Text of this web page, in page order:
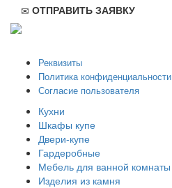
ОТПРАВИТЬ ЗАЯВКУ
Реквизиты
Политика конфиденциальности
Согласие пользователя
Кухни
Шкафы купе
Двери-купе
Гардеробные
Мебель для ванной комнаты
Изделия из камня